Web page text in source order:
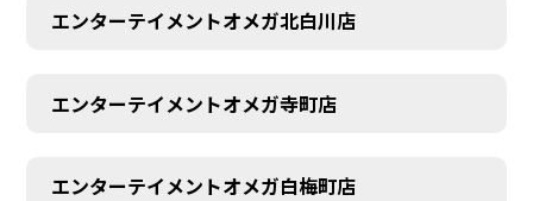
エンターテイメントオメガ北白川店
エンターテイメントオメガ寺町店
エンターテイメントオメガ白梅町店